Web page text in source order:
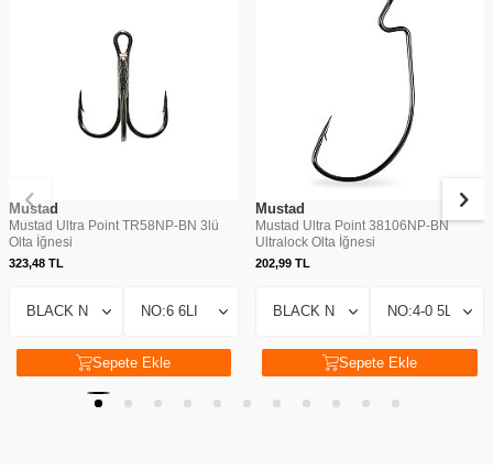
Mustad
Mustad Ultra Point TR58NP-BN 3lü
Olta İğnesi
323,48 TL
Sepete Ekle
Mustad
Mustad Ultra Point 38106NP-BN
Ultralock Olta İğnesi
202,99TL
Sepete Ekle